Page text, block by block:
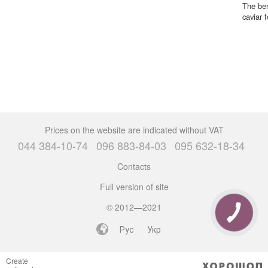
The
caviar
Prices on the website are indicated without VAT
044 384-10-74 096 883-84-03 095 632-18-34
Contacts
Full version of site
© 2012—2021
Рус
Укр
Create
CALL
BUTTON